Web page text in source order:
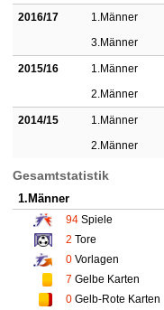
2016/17 1.Männer
3.Männer
2015/16 1.Männer
2.Männer
2014/15 1.Männer
2.Männer
Gesamtstatistik
1.Männer
94 Spiele
2 Tore
0 Vorlagen
7 Gelbe Karten
0 Gelb-Rote Karten